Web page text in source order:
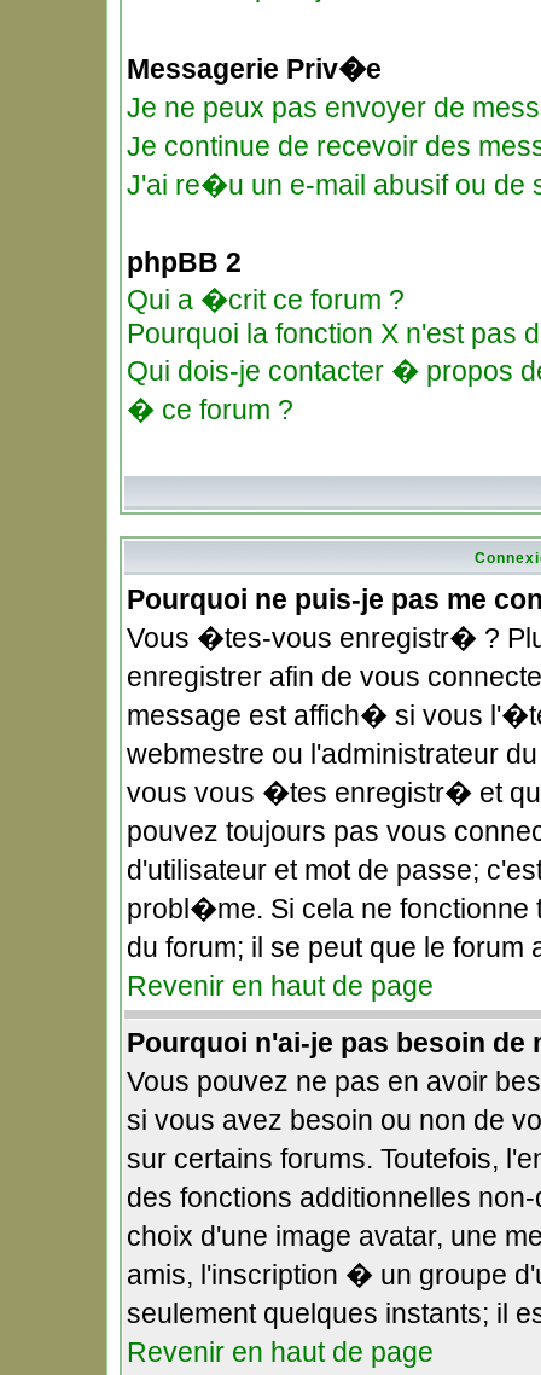
Messagerie Priv�e
Je ne peux pas envoyer de
Je continue de recevoir des
J'ai re�u un e-mail abusif ou de
phpBB 2
Qui a �crit ce forum ?
Pourquoi la fonction X n'est pas
Qui dois-je contacter � propos
� ce forum ?
Pourquoi ne puis-je pas me
Vous �tes-vous enregistr� ?
enregistrer afin de vous
message est affich� si vous
webmestre ou l'administrateur
vous vous �tes enregistr� et
pouvez toujours pas vous
d'utilisateur et mot de passe;
probl�me. Si cela ne fonctionne
du forum; il se peut que le
Revenir en haut de page
Pourquoi n'ai-je pas besoin de
Vous pouvez ne pas en avoir
si vous avez besoin ou non de
sur certains forums. Toutefois,
des fonctions additionnelles
choix d'une image avatar, une
amis, l'inscription � un groupe
seulement quelques instants; il
Revenir en haut de page